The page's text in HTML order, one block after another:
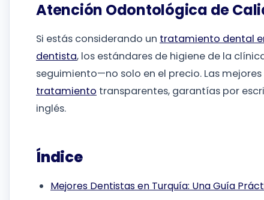
Atención Odontológica de
Si estás considerando un tratamiento dental
dentista, los estándares de higiene de la
seguimiento—no solo en el precio. Las
tratamiento transparentes, garantías por
inglés.
Índice
Mejores Dentistas en Turquía: Una Guía